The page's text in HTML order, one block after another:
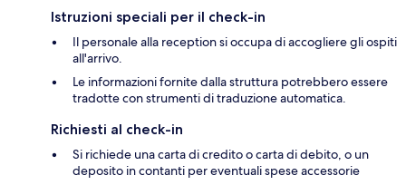
Istruzioni speciali per il check-in
Il personale alla reception si occupa di accogliere gli ospiti
all'arrivo.
Le informazioni fornite dalla struttura potrebbero essere
tradotte con strumenti di traduzione automatica.
Richiesti al check-in
Si richiede una carta di credito o carta di debito, o un
deposito in contanti per eventuali spese accessorie